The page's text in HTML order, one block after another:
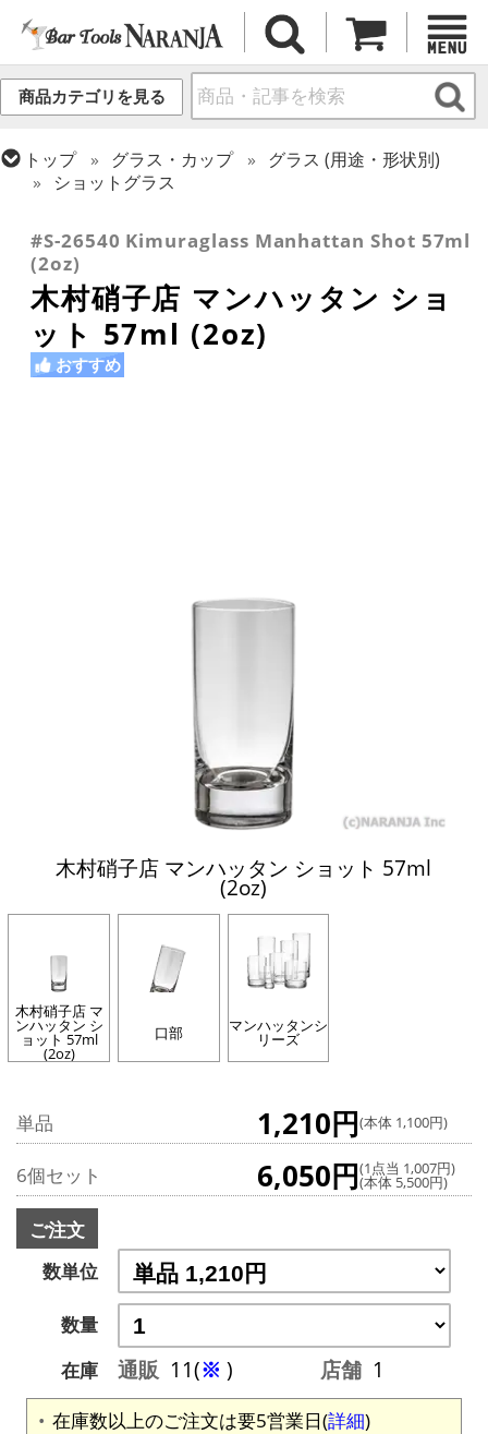
商品カテゴリを見る
トップ グラス・カップ
グラス (用途・形状別)
ショットグラス
木村硝子店
#S-26540 Kimuraglass Manhattan Shot 57ml
(2oz)
木村硝子店 マンハッタン ショ
ット 57ml (2oz)
おすすめ
木村硝子店 マンハッタン ショット 57ml
(2oz)
木村硝子店 マ
ンハッタン シ
ョット 57ml
(2oz)
口部 マンハッタンシ
リーズ
単品 1,210円(本体 1,100円)
6個セット 6,050円(1点当 1,007円)
(本体 5,500円)
ご注文
数単位
数量
在庫
通販 11(※ ) 店舗 1
在庫数以上のご注文は要5営業日(詳細)